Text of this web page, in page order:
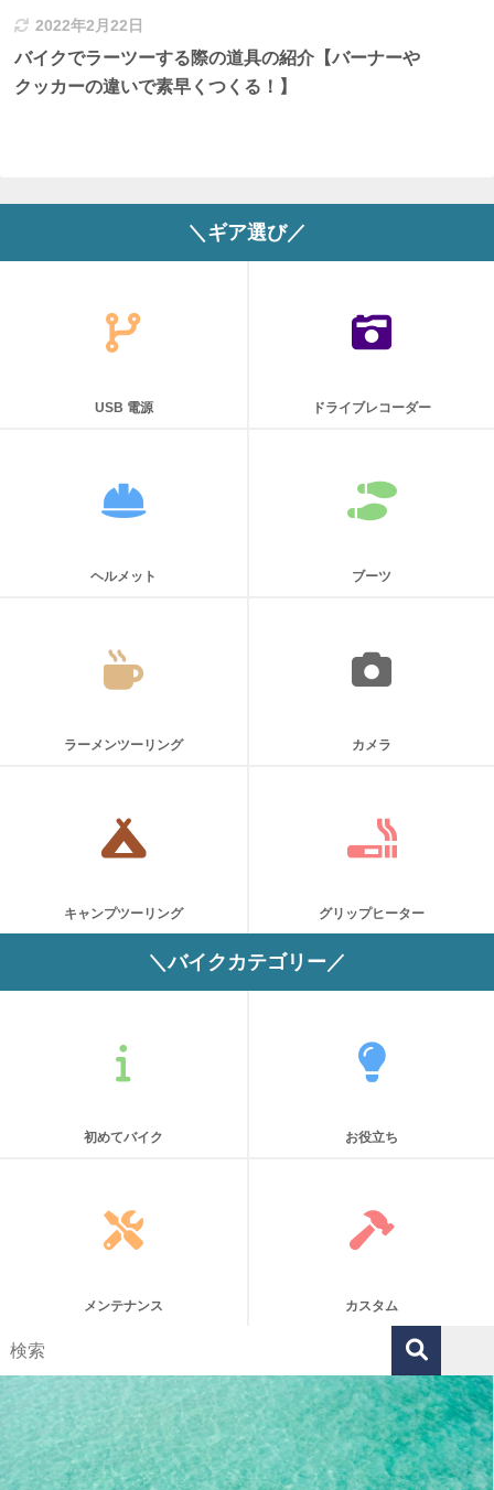
2022年2月22日
バイクでラーツーする際の道具の紹介【バーナーや
クッカーの違いで素早くつくる！】
＼ギア選び／
USB 電源 ドライブレコーダー
ヘルメット ブーツ
ラーメンツーリング カメラ
キャンプツーリング グリップヒーター
＼バイクカテゴリー／
初めてバイク お役立ち
メンテナンス カスタム